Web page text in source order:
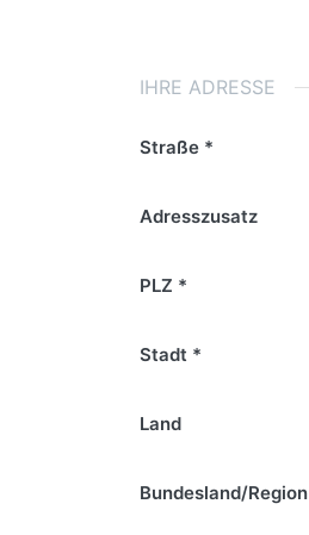
IHRE ADRESSE
Straße
Adresszusatz
PLZ
Stadt
Land
Bundesland/Region